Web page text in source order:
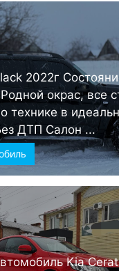
2022г
окрас, все
технике в
ДТП Салон ...
Kia